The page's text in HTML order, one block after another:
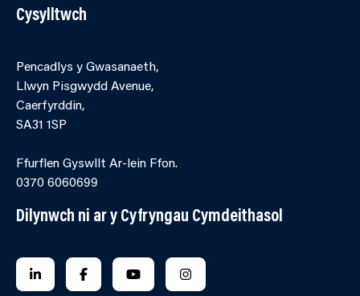
Cysylltwch
Pencadlys y Gwasanaeth,
Llwyn Pisgwydd Avenue,
Caerfyrddin,
SA31 1SP
Ffurflen Gyswllt Ar-lein Ffon.
0370 6060699
Dilynwch ni ar y Cyfryngau Cymdeithasol
FOLLOW US ON LINKEDIN
FOLLOW US ON FACEBOOK
FOLLOW US ON YOUTUBE
FOLLOW US ON